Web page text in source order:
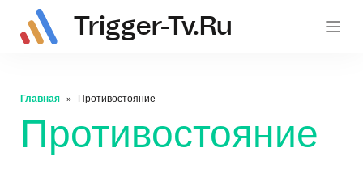
Trigger-Tv.ru
Главная Противостояние
Противостояние